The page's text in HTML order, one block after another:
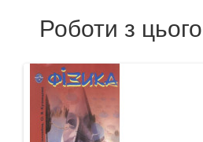
Роботи з